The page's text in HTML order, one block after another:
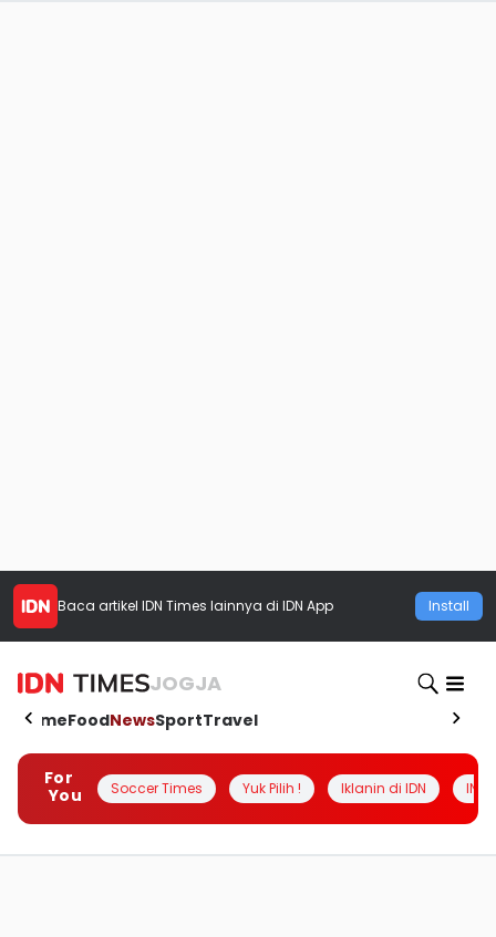
Baca artikel IDN Times lainnya di IDN App Install
JOGJA
HomeFoodNewsSportTravel
For
You
Soccer Times Yuk Pilih ! Iklanin di IDN